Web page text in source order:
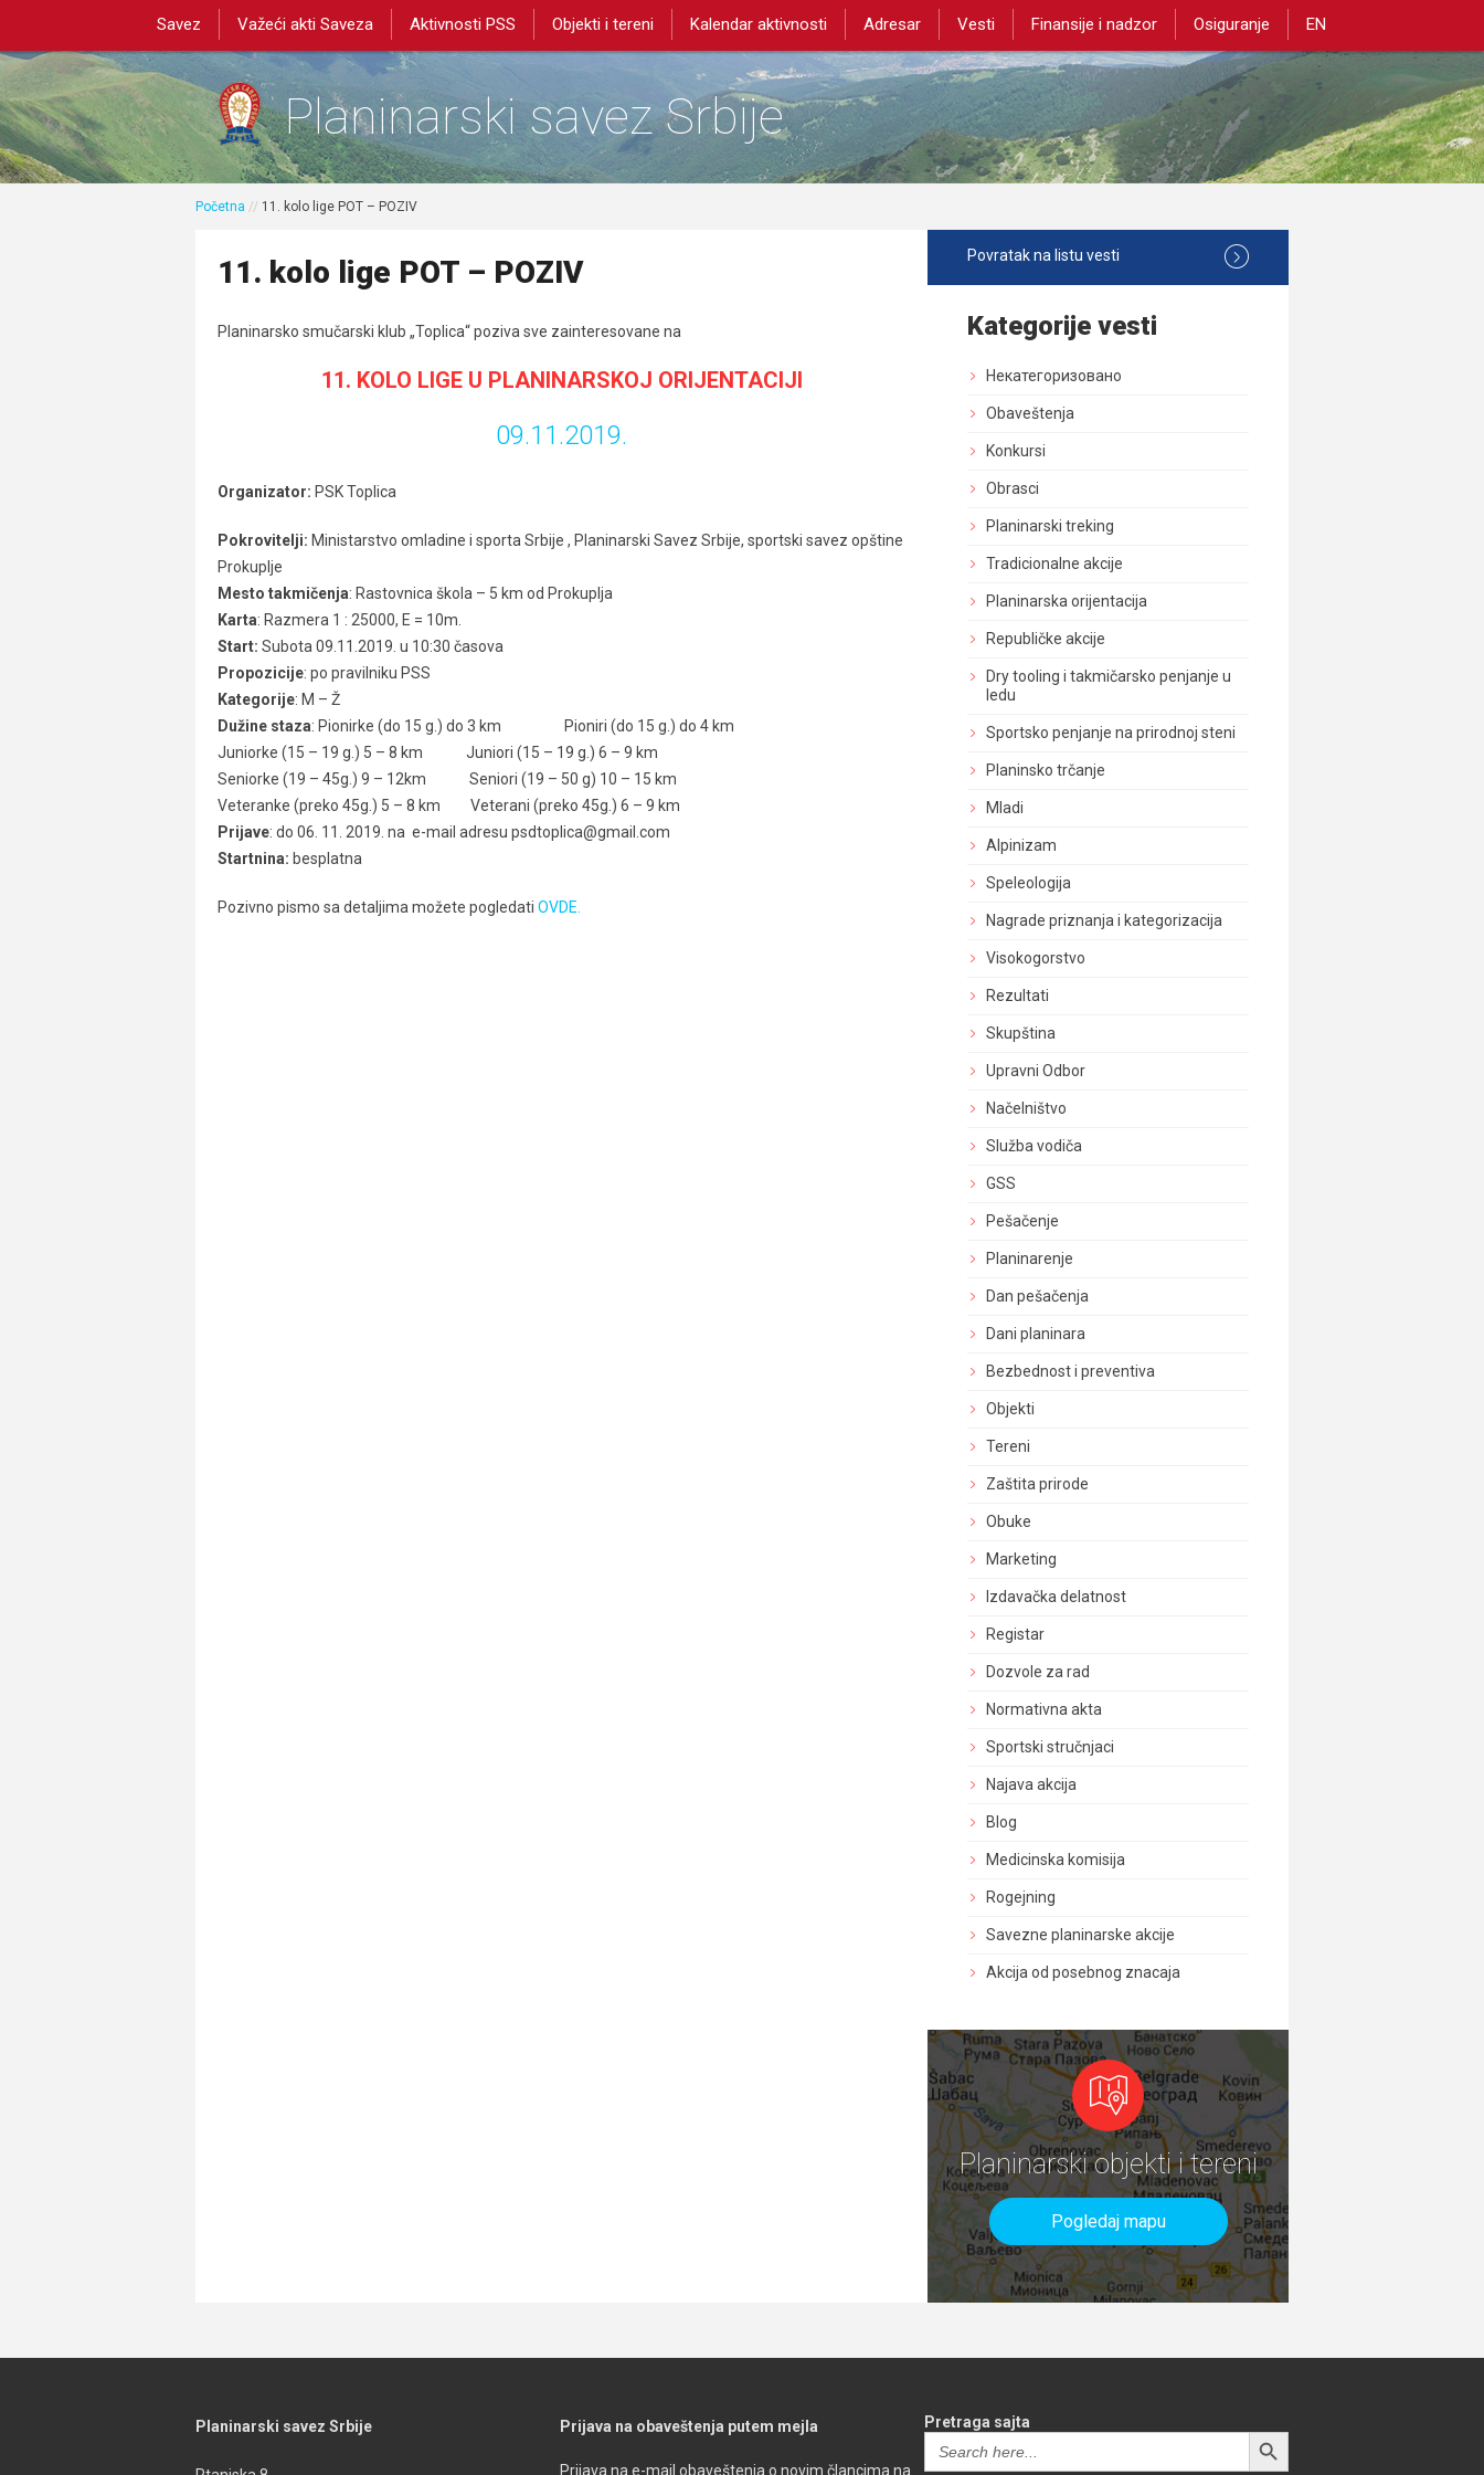
Savez Važeći akti Saveza Aktivnosti PSS Objekti i tereni Kalendar aktivnosti Adresar Vesti Finansije i nadzor Osiguranje EN
Planinarski savez Srbije
Početna // 11. kolo lige POT – POZIV
11. kolo lige POT – POZIV
Planinarsko smučarski klub „Toplica“ poziva sve zainteresovane na
11. KOLO LIGE U PLANINARSKOJ ORIJENTACIJI
09.11.2019.
Organizator: PSK Toplica
Pokrovitelji: Ministarstvo omladine i sporta Srbije , Planinarski Savez Srbije, sportski savez opštine
Prokuplje
Mesto takmičenja: Rastovnica škola – 5 km od Prokuplja
Karta: Razmera 1 : 25000, E = 10m.
Start: Subota 09.11.2019. u 10:30 časova
Propozicije: po pravilniku PSS
Kategorije: M – Ž
Dužine staza: Pionirke (do 15 g.) do 3 km Pioniri (do 15 g.) do 4 km
Juniorke (15 – 19 g.) 5 – 8 km Juniori (15 – 19 g.) 6 – 9 km
Seniorke (19 – 45g.) 9 – 12km Seniori (19 – 50 g) 10 – 15 km
Veteranke (preko 45g.) 5 – 8 km Veterani (preko 45g.) 6 – 9 km
Prijave: do 06. 11. 2019. na e-mail adresu psdtoplica@gmail.com
Startnina: besplatna
Pozivno pismo sa detaljima možete pogledati OVDE.
Povratak na listu vesti
Kategorije vesti
Некатегоризовано
Obaveštenja
Konkursi
Obrasci
Planinarski treking
Tradicionalne akcije
Planinarska orijentacija
Republičke akcije
Dry tooling i takmičarsko penjanje u
ledu
Sportsko penjanje na prirodnoj steni
Planinsko trčanje
Mladi
Alpinizam
Speleologija
Nagrade priznanja i kategorizacija
Visokogorstvo
Rezultati
Skupština
Upravni Odbor
Načelništvo
Služba vodiča
GSS
Pešačenje
Planinarenje
Dan pešačenja
Dani planinara
Bezbednost i preventiva
Objekti
Tereni
Zaštita prirode
Obuke
Marketing
Izdavačka delatnost
Registar
Dozvole za rad
Normativna akta
Sportski stručnjaci
Najava akcija
Blog
Medicinska komisija
Rogejning
Savezne planinarske akcije
Akcija od posebnog znacaja
Planinarski objekti i tereni
Pogledaj mapu
Planinarski savez Srbije Prijava na obaveštenja putem mejla
Prijava na e-mail obaveštenja o novim člancima na
Pretraga sajta
Search
for:
SEARCH BUTTON